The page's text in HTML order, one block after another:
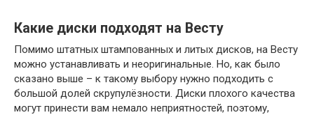
Какие диски подходят на Весту
Помимо штатных штампованных и литых дисков, на Весту
можно устанавливать и неоригинальные. Но, как было
сказано выше – к такому выбору нужно подходить с
большой долей скрупулёзности. Диски плохого качества
могут принести вам немало неприятностей, поэтому,